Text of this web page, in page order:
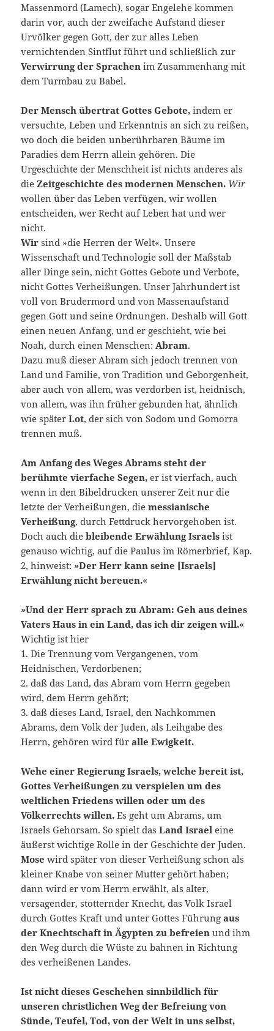
Massenmord (Lamech), sogar Engelehe kommen
darin vor, auch der zweifache Aufstand dieser
Urvölker gegen Gott, der zur alles Leben
vernichtenden Sintflut führt und schließlich zur
Verwirrung der Sprachen im Zusammenhang mit
dem Turmbau zu Babel.
Der Mensch übertrat Gottes Gebote, indem er
versuchte, Leben und Erkenntnis an sich zu reißen,
wo doch die beiden unberührbaren Bäume im
Paradies dem Herrn allein gehören. Die
Urgeschichte der Menschheit ist nichts anderes als
dieZeitgeschichte des modernen Menschen. Wir
wollen über das Leben verfügen, wir wollen
entscheiden, wer Recht auf Leben hat und wer
nicht.
Wir sind »die Herren der Welt«. Unsere
Wissenschaft und Technologie soll der Maßstab
aller Dinge sein, nicht Gottes Gebote und Verbote,
nicht Gottes Verheißungen. Unser Jahrhundert ist
voll von Brudermord und von Massenaufstand
gegen Gott und seine Ordnungen. Deshalb will Gott
einen neuen Anfang, und er geschieht, wie bei
Noah, durch einen Menschen:Abram.
Dazu muß dieser Abram sich jedoch trennen von
Land und Familie, von Tradition und Geborgenheit,
aber auch von allem, was verdorben ist, heidnisch,
von allem, was ihn früher gebunden hat, ähnlich
wie späterLot, der sich von Sodom und Gomorra
trennen muß.
Am Anfang des Weges Abrams steht der
berühmte vierfache Segen, er ist vierfach, auch
wenn in den Bibeldrucken unserer Zeit nur die
letzte der Verheißungen, die messianische
Verheißung, durch Fettdruck hervorgehoben ist.
Doch auch diebleibende Erwählung Israels ist
genauso wichtig, auf die Paulus im Römerbrief, Kap.
2, hinweist: »Der Herr kann seine [Israels]
Erwählung nicht bereuen.«
»Und der Herr sprach zu Abram: Geh aus deines
Vaters Haus in ein Land, das ich dir zeigen will.«
Wichtig ist hier
1. Die Trennung vom Vergangenen, vom
Heidnischen, Verdorbenen;
2. daß das Land, das Abram vom Herrn gegeben
wird, dem Herrn gehört;
3. daß dieses Land, Israel, den Nachkommen
Abrams, dem Volk der Juden, als Leihgabe des
Herrn, gehören wird füralle Ewigkeit.
Wehe einer Regierung Israels, welche bereit ist,
Gottes Verheißungen zu verspielen um des
weltlichen Friedens willen oder um des
Völkerrechts willen. Es geht um Abrams, um
Israels Gehorsam. So spielt dasLand Israel eine
äußerst wichtige Rolle in der Geschichte der Juden.
Mose wird später von dieser Verheißung schon als
kleiner Knabe von seiner Mutter gehört haben;
dann wird er vom Herrn erwählt, als alter,
versagender, stotternder Knecht, das Volk Israel
durch Gottes Kraft und unter Gottes Führungaus
der Knechtschaft in Ägypten zu befreien und ihm
den Weg durch die Wüste zu bahnen in Richtung
des verheißenen Landes.
Ist nicht dieses Geschehen sinnbildlich für
unseren christlichen Weg der Befreiung von
Sünde, Teufel, Tod, von der Welt in uns selbst,